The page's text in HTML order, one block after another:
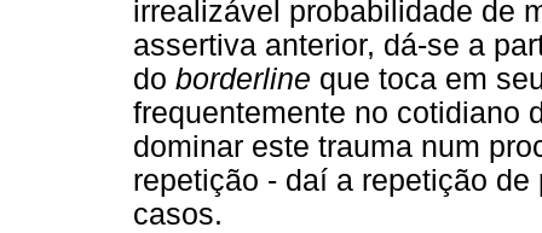
irrealizável probabilidade de
assertiva anterior, dá-se a
do borderline que toca em
frequentemente no cotidiano
dominar este trauma num
repetição - daí a repetição
casos.